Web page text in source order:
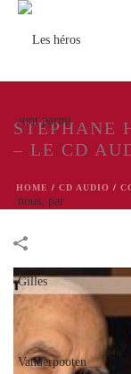
STÉPHANE
– LE CD
HOME / CD AUDIO /